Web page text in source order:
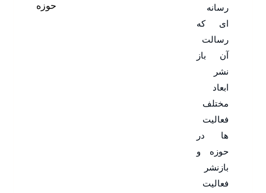
رسانه
ای که
رسالت
آن باز
نشر
ابعاد
مختلف
فعالیت
ها در
حوزه و
بازنشر
فعالیت
حوزه